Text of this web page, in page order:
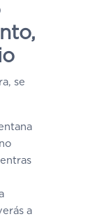
se
a